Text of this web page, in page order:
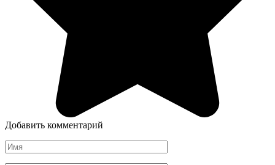
Добавить комментарий
Имя
*